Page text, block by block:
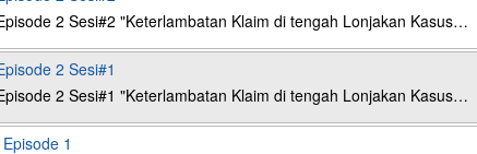
2 Sesi#2 "Keterlambatan Klaim di tengah Lonjakan Kasus…
2 Sesi#1
2 Sesi#1 "Keterlambatan Klaim di tengah Lonjakan Kasus…
1